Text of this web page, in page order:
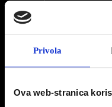
Privola
Ova web-stranica
vjernosti.